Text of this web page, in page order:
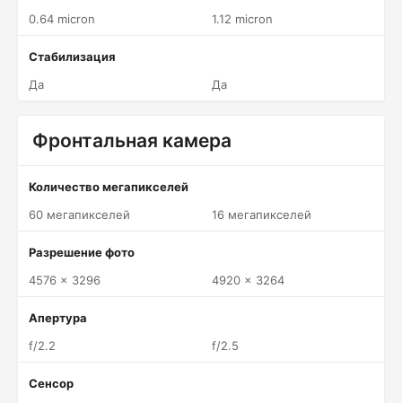
0.64 micron 1.12 micron
Стабилизация
Да
Да
Фронтальная камера
Количество мегапикселей
60 мегапикселей
16 мегапикселей
Разрешение фото
4576 x 3296
4920 x 3264
Апертура
f/2.2
f/2.5
Сенсор